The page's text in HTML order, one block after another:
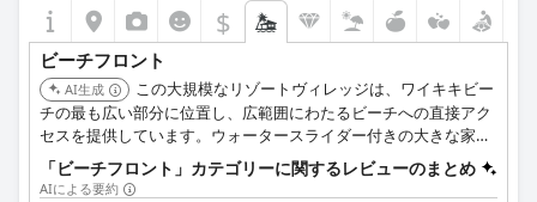
$
ビーチフロント
AI生成
この大規模なリゾートヴィレッジは、ワイキキビー
チの最も広い部分に位置し、広範囲にわたるビーチへの直接アク
セスを提供しています。ウォータースライダー付きの大きな家族
向けプールやデューク・カハナモク海水ラグーンを含む多数のプ
ールを誇り、幅広いアメニティを提供しています。
「ビーチフロント」カテゴリーに関するレビューのまとめ
AIによる要約